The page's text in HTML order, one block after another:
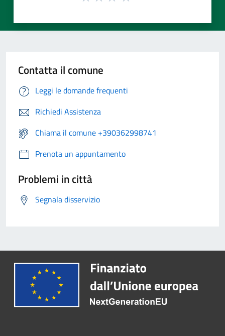
Contatta il comune
Leggi le domande frequenti
Richiedi Assistenza
Chiama il comune +390362998741
Prenota un appuntamento
Problemi in città
Segnala disservizio